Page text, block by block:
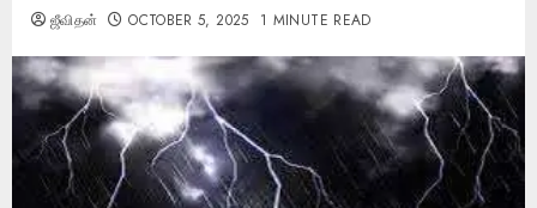
ஜீவிதன் OCTOBER 5, 2025 1 MINUTE READ